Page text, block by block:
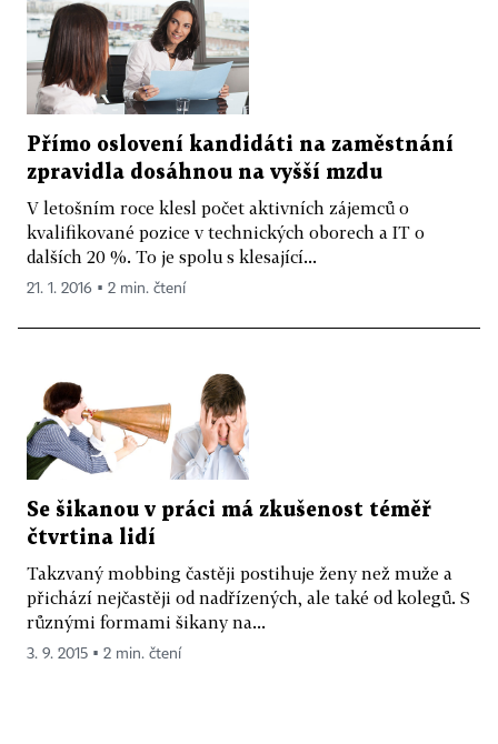
Přímo oslovení kandidáti na zaměstnání
zpravidla dosáhnou na vyšší mzdu
V letošním roce klesl počet aktivních zájemců o
kvalifikované pozice v technických oborech a IT o
dalších 20 %. To je spolu s klesající...
21. 1. 2016 ▪ 2 min. čtení
Se šikanou v práci má zkušenost téměř
čtvrtina lidí
Takzvaný mobbing častěji postihuje ženy než muže a
přichází nejčastěji od nadřízených, ale také od kolegů. S
různými formami šikany na...
3. 9. 2015 ▪ 2 min. čtení